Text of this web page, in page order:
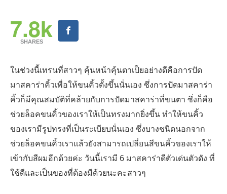
7.8k
SHARES
ในช่วงนี้เทรนที่สาวๆ คุ้นหน้าคุ้นตาเป็ยอย่างดีคือการปัด
มาสคาร่าคิ้วเพื่อให้ขนคิ้วตั้งขึ้นนั่นเอง ซึ่งการปัดมาสคาร่า
คิ้วก็มีคุณสมบัติที่คล้ายกับการปัดมาสคาร่าที่ขนตา ซึ่งก็คือ
ช่วยล็อคขนคิ้วของเราให้เป็นทรงมากยิ่งขึ้น ทำให้ขนคิ้ว
ของเรามีรูปทรงที่เป็นระเบียบนั่นเอง ซึ่งบางชนิดนอกจาก
ช่วยล็อคขนคิ้วเราแล้วยังสามารถเปลี่ยนสีขนคิ้วของเราให้
เข้ากับสีผมอีกด้วยค่ะ วันนี้เรามี 6 มาสคาร่าดีตัวเด่นตัวดัง ที่
ใช้ดีและเป็นของที่ต้องมีด้วยนะคะสาวๆ